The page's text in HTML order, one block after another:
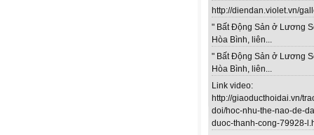
http://diendan.violet.vn/
" Bất Động Sản ở Lương
Hòa Bình, liên...
" Bất Động Sản ở Lương
Hòa Bình, liên...
Link video:
http://giaoducthoidai.vn/
doi/hoc-nhu-the-nao-de-
duoc-thanh-cong-79928-